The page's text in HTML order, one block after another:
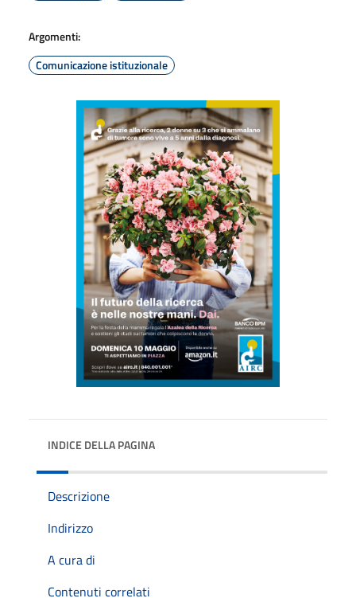
Argomenti:
Comunicazione istituzionale
INDICE DELLA PAGINA
Descrizione
Indirizzo
A cura di
Contenuti correlati